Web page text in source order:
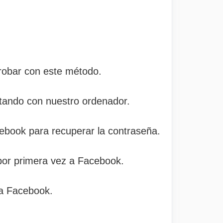
con este método.
con nuestro ordenador.
para recuperar la contraseña.
primera vez a Facebook.
Facebook.